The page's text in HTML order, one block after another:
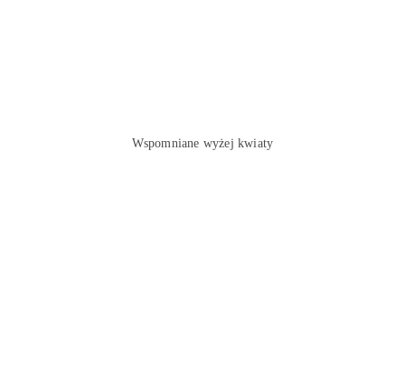
Wspomniane wyżej kwiaty